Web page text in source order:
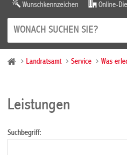
Wunschkennzeichen Online-
Landratsamt Service Was
Leistungen
Suchbegriff: